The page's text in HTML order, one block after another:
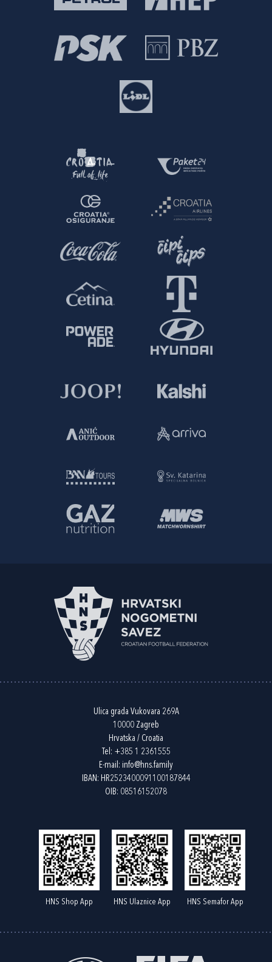
Ulica grada Vukovara 269A
10000 Zagreb
Hrvatska / Croatia
Tel: +385 1 2361555
E-mail: info@hns.family
IBAN: HR2523400091100187844
OIB: 08516152078
HNS Shop App HNS Ulaznice App HNS Semafor App